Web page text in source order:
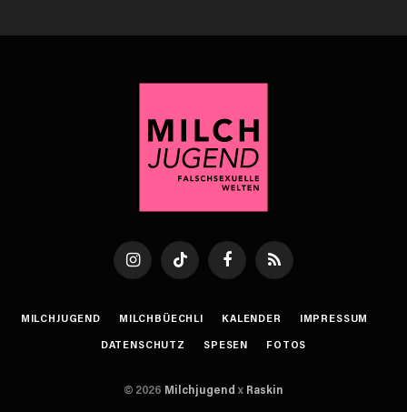
InstagramTikTok FacebookRSS
MILCHJUGEND MILCHBÜECHLI KALENDER
IMPRESSUM
DATENSCHUTZ
SPESEN FOTOS
© 2026 Milchjugend x Raskin